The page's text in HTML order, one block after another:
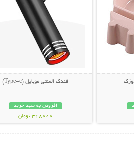
فندک المنتی موبایل (Type-c)
افزودن به سبد خرید
348000 تومان